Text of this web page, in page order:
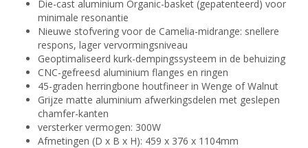
Die-cast aluminium Organic-basket (gepatenteerd) voor
minimale resonantie
Nieuwe stofvering voor de Camelia-midrange: snellere
respons, lager vervormingsniveau
Geoptimaliseerd kurk-dempingssysteem in de behuizing
CNC-gefreesd aluminium flanges en ringen
45-graden herringbone houtfineer in Wenge of Walnut
Grijze matte aluminium afwerkingsdelen met geslepen
chamfer-kanten
versterker vermogen: 300W
Afmetingen (D x B x H): 459 x 376 x 1104mm